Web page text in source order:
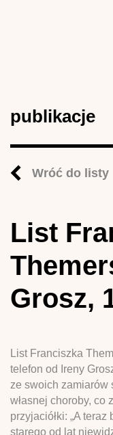
publikacje
Wróć do listy
List
Grosz,
List Franciszka
telefon od Ireny
ze swoich zamiarów
własnej choroby, co
przyjaciółki: „A
starego od lat